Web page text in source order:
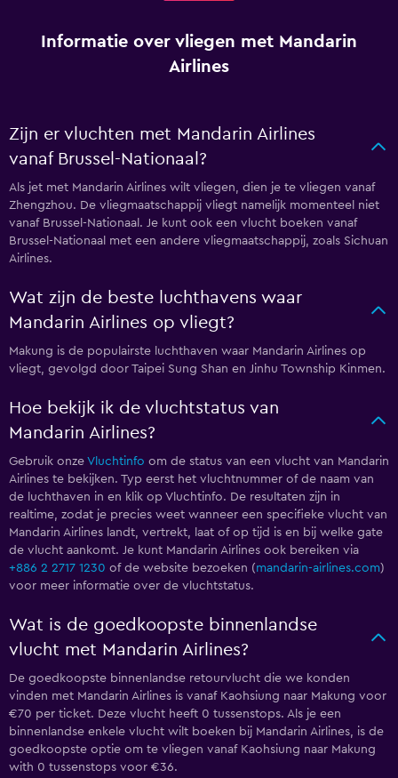
Informatie over vliegen met Mandarin
Airlines
Zijn er vluchten met Mandarin Airlines
vanaf Brussel-Nationaal?
Als jet met Mandarin Airlines wilt vliegen, dien je te vliegen vanaf
Zhengzhou. De vliegmaatschappij vliegt namelijk momenteel niet
vanaf Brussel-Nationaal. Je kunt ook een vlucht boeken vanaf
Brussel-Nationaal met een andere vliegmaatschappij, zoals Sichuan
Airlines.
Wat zijn de beste luchthavens waar
Mandarin Airlines op vliegt?
Makung is de populairste luchthaven waar Mandarin Airlines op
vliegt, gevolgd door Taipei Sung Shan en Jinhu Township Kinmen.
Hoe bekijk ik de vluchtstatus van
Mandarin Airlines?
Gebruik onze Vluchtinfo om de status van een vlucht van Mandarin
Airlines te bekijken. Typ eerst het vluchtnummer of de naam van
de luchthaven in en klik op Vluchtinfo. De resultaten zijn in
realtime, zodat je precies weet wanneer een specifieke vlucht van
Mandarin Airlines landt, vertrekt, laat of op tijd is en bij welke gate
de vlucht aankomt. Je kunt Mandarin Airlines ook bereiken via
+886 2 2717 1230 of de website bezoeken (mandarin-airlines.com)
voor meer informatie over de vluchtstatus.
Wat is de goedkoopste binnenlandse
vlucht met Mandarin Airlines?
De goedkoopste binnenlandse retourvlucht die we konden
vinden met Mandarin Airlines is vanaf Kaohsiung naar Makung voor
€70 per ticket. Deze vlucht heeft 0 tussenstops. Als je een
binnenlandse enkele vlucht wilt boeken bij Mandarin Airlines, is de
goedkoopste optie om te vliegen vanaf Kaohsiung naar Makung
with 0 tussenstops voor €36.